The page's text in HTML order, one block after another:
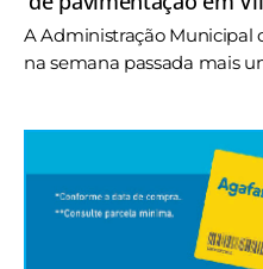
A Administração Municipal
na semana passada mais